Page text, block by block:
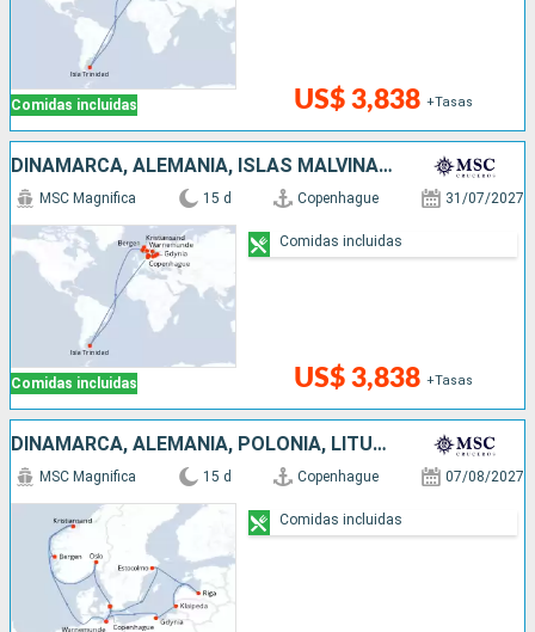
Comidas incluidas US$ 3,838 +Tasas
DINAMARCA, ALEMANIA, ISLAS MALVINAS, NORUEGA, POLONIA, LITUANIA, LETONIA, SUECIA
Comidas incluidas
MSC Magnifica 15 d Copenhague 31/07/2027
US$ 3,838 +Tasas
Comidas incluidas
DINAMARCA, ALEMANIA, POLONIA, LITUANIA, LETONIA, SUECIA, NORUEGA
MSC Magnifica 15 d Copenhague 07/08/2027
Comidas incluidas